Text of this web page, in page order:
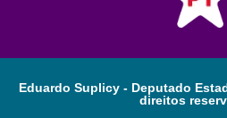
Eduardo Suplicy - Deputado
direitos